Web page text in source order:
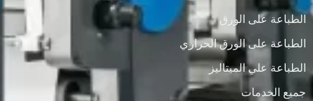
الطباعة على الورق
الطباعة على الورق الحراري
الطباعة علي الميتاليز
جميع الخدمات